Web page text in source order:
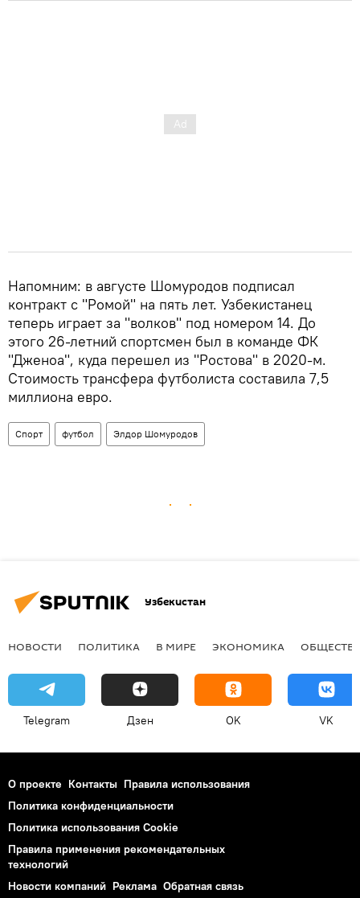
Напомним: в августе Шомуродов подписал
контракт с "Ромой" на пять лет. Узбекистанец
теперь играет за "волков" под номером 14. До
этого 26-летний спортсмен был в команде ФК
"Дженоа", куда перешел из "Ростова" в 2020-м.
Стоимость трансфера футболиста составила 7,5
миллиона евро.
Спорт футбол Элдор Шомуродов
Узбекистан
НОВОСТИ ПОЛИТИКА В МИРЕ ЭКОНОМИКА
Telegram Дзен OK VK
О проекте Контакты Правила использования
Политика конфиденциальности
Политика использования Cookie
Правила применения рекомендательных
технологий
Новости компаний Реклама Обратная связь